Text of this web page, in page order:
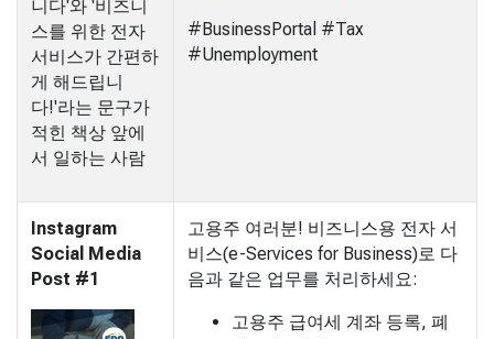
니다'와 '비즈니
스를 위한 전자
서비스가 간편하
게 해드립니
다!'라는 문구가
적힌 책상 앞에
서 일하는 사람
#BusinessPortal #Tax
#Unemployment
Instagram
Social Media
Post #1
고용주 여러분! 비즈니스용 전자 서
비스(e-Services for Business)로 다
음과 같은 업무를 처리하세요:
고용주 급여세 계좌 등록, 폐